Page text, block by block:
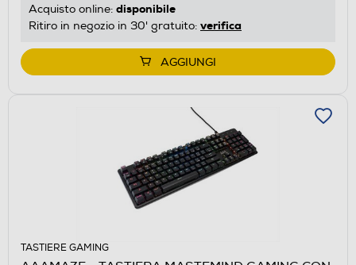
Acquisto online: disponibile
Ritiro in negozio in 30' gratuito: verifica
AGGIUNGI
TASTIERE GAMING